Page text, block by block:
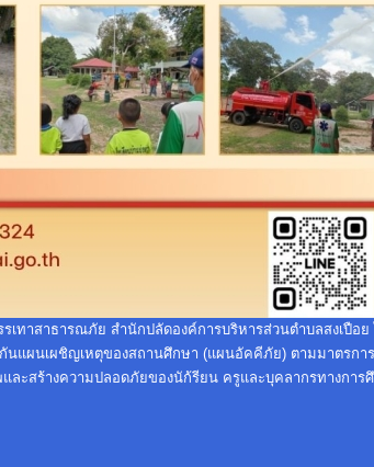
ทาสาธารณภัย สำนักปลัดองค์การบริหารส่วนตำบลสงเปือย
กันแผนเผชิญเหตุของสถานศึกษา (แผนอัคคีภัย) ตามมาตรก
ะสร้างความปลอดภัยของนัก้รียน ครูและบุคลากรทางการศึ